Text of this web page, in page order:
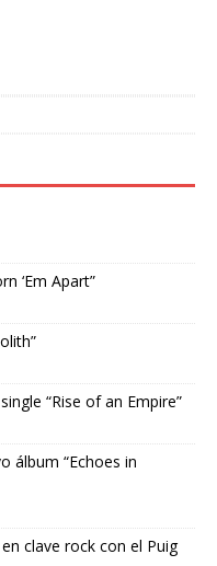
‘Em Apart”
“Rise of an Empire”
álbum “Echoes in
clave rock con el Puig